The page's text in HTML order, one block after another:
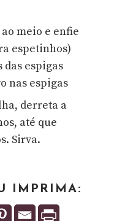
meio e enfie
espetinhos)
das espigas
nas espigas
derreta a
até que
Sirva.
IMPRIMA: